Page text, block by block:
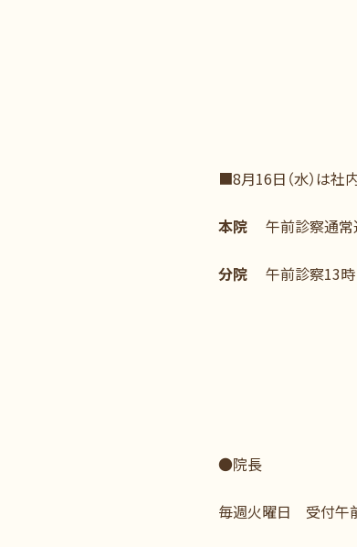
■8月16日（水）は社
本院 午前診察通常
分院 午前診察13
●院長
毎週火曜日 受付午